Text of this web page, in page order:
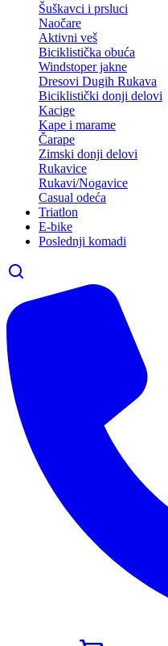
Šuškavci i prsluci
Naočare
Aktivni veš
Biciklistička obuća
Windstoper jakne
Dresovi Dugih Rukava
Biciklistički donji delovi
Kacige
Kape i marame
Čarape
Zimski donji delovi
Rukavice
Rukavi/Nogavice
Casual odeća
Triatlon
E-bike
Poslednji komadi